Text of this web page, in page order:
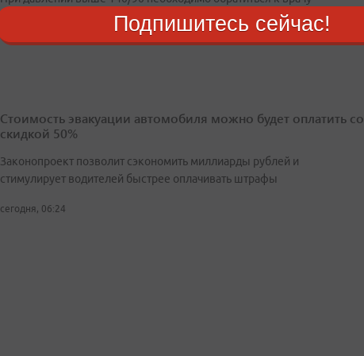
Стоимость эвакуации автомобиля можно будет оплатить со
скидкой 50%
Законопроект позволит сэкономить миллиарды рублей и
стимулирует водителей быстрее оплачивать штрафы
сегодня, 06:24
Подпишитесь сейчас!